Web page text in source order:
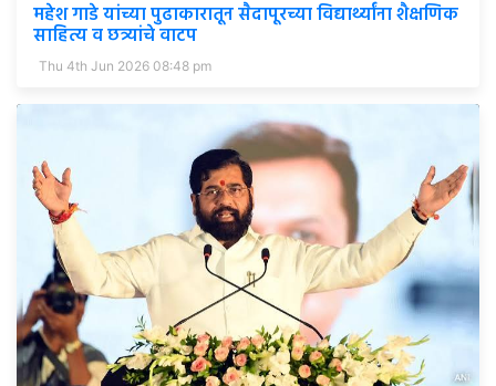
महेश गाडे यांच्या पुढाकारातून सैदापूरच्या विद्यार्थ्यांना शैक्षणिक
साहित्य व छत्र्यांचे वाटप
Thu 4th Jun 2026 08:48 pm